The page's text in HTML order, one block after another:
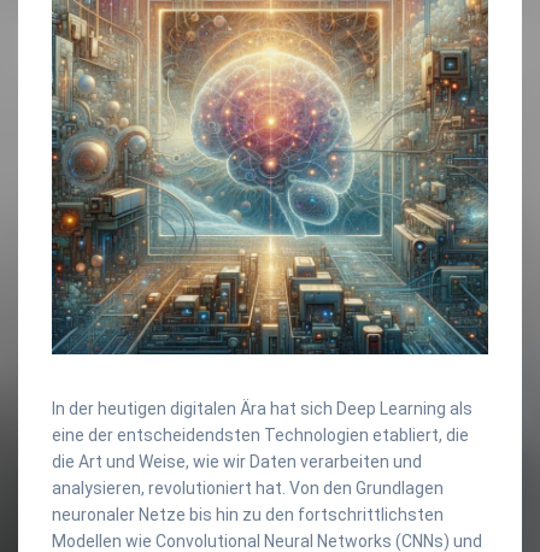
In der heutigen digitalen Ära hat sich Deep Learning als
eine der entscheidendsten Technologien etabliert, die
die Art und Weise, wie wir Daten verarbeiten und
analysieren, revolutioniert hat. Von den Grundlagen
neuronaler Netze bis hin zu den fortschrittlichsten
Modellen wie Convolutional Neural Networks (CNNs) und